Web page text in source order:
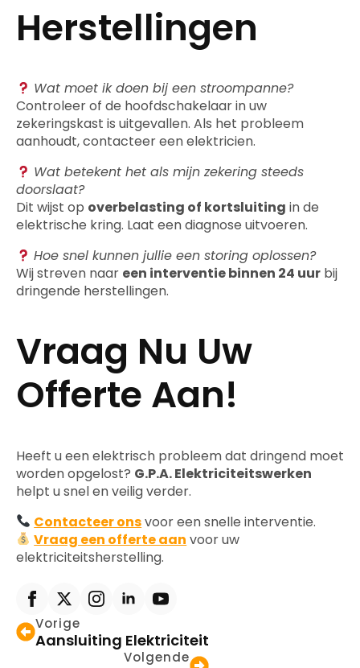
Herstellingen
Wat moet ik doen bij een stroompanne?
Controleer of de hoofdschakelaar in uw
zekeringskast is uitgevallen. Als het probleem
aanhoudt, contacteer een elektricien.
Wat betekent het als mijn zekering steeds
doorslaat?
Dit wijst op overbelasting of kortsluiting in de
elektrische kring. Laat een diagnose uitvoeren.
Hoe snel kunnen jullie een storing oplossen?
Wij streven naar een interventie binnen 24 uur bij
dringende herstellingen.
Vraag Nu Uw
Offerte Aan!
Heeft u een elektrisch probleem dat dringend moet
worden opgelost? G.P.A. Elektriciteitswerken
helpt u snel en veilig verder.
Contacteer onsvoor een snelle interventie.
Vraag een offerte aan voor uw
elektriciteitsherstelling.
Vorige
Aansluiting Elektriciteit
Volgende